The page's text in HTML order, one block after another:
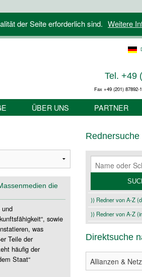
der Seite erforderlich sind. Weitere
Tel. +49
Fax +49 (201) 87892-
ÜBER UNS PARTNER
die
und
sowie
was
Teile der
häufig der
Staat“
Rednersuche
⟩⟩ Redner von A-Z
⟩⟩ Redner von A-Z
Direktsuche